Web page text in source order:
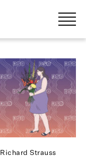
Richard Strauss